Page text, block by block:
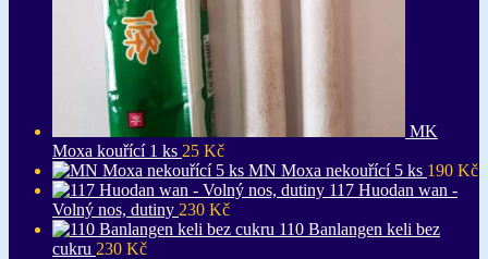
MK
Moxa kouřící 1 ks 25 Kč
MN Moxa nekouřící 5 ks 190 Kč
117 Huodan wan -
Volný nos, dutiny 230 Kč
110 Banlangen keli bez
cukru 230 Kč